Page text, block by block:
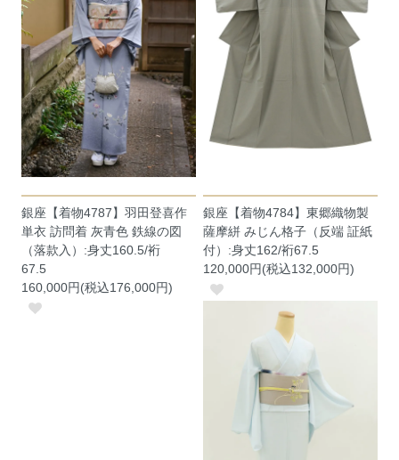
銀座【着物4787】羽田登喜作
単衣 訪問着 灰青色 鉄線の図
（落款入）:身丈160.5/裄
67.5
160,000円(税込176,000円)
銀座【着物4784】東郷織物製
薩摩絣 みじん格子（反端 証紙
付）:身丈162/裄67.5
120,000円(税込132,000円)